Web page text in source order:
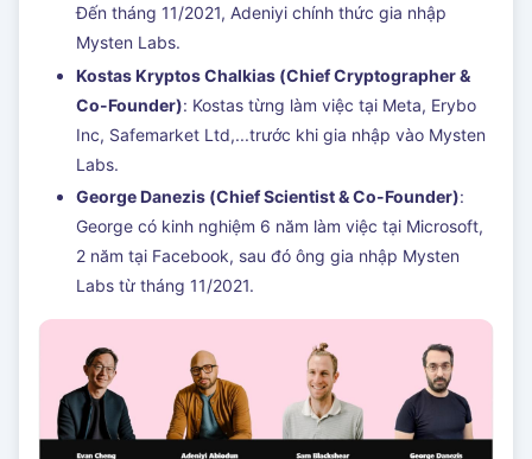
Đến tháng 11/2021, Adeniyi chính thức gia nhập
Mysten Labs.
Kostas Kryptos Chalkias (Chief Cryptographer &
Co-Founder): Kostas từng làm việc tại Meta, Erybo
Inc, Safemarket Ltd,...trước khi gia nhập vào Mysten
Labs.
George Danezis (Chief Scientist & Co-Founder):
George có kinh nghiệm 6 năm làm việc tại Microsoft,
2 năm tại Facebook, sau đó ông gia nhập Mysten
Labs từ tháng 11/2021.